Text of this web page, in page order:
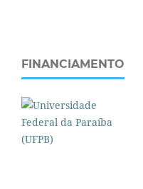
FINANCIAMENTO